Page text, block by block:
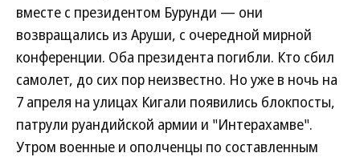
вместе с президентом Бурунди — они
возвращались из Аруши, с очередной мирной
конференции. Оба президента погибли. Кто сбил
самолет, до сих пор неизвестно. Но уже в ночь на
7 апреля на улицах Кигали появились блокпосты,
патрули руандийской армии и "Интерахамве".
Утром военные и ополченцы по составленным